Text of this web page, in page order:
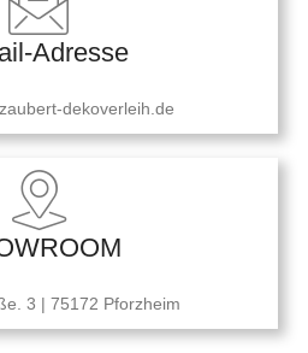
Adresse
dekoverleih.de
3 | 75172 Pforzheim